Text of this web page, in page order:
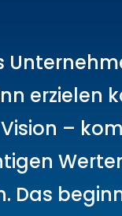
erzielen
–
Das